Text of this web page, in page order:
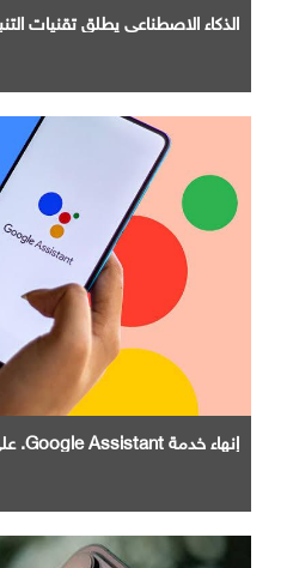
الذكاء الاصطناعي يطلق تقنيات
إنهاء خدمة Google Assistant. علي الاجهزه المؤهله